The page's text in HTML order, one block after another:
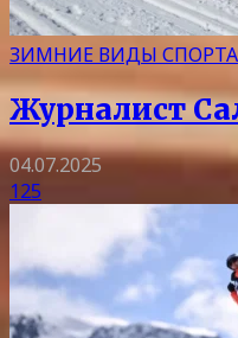
ЗИМНИЕ ВИДЫ СПОРТА
Журналист
04.07.2025
125